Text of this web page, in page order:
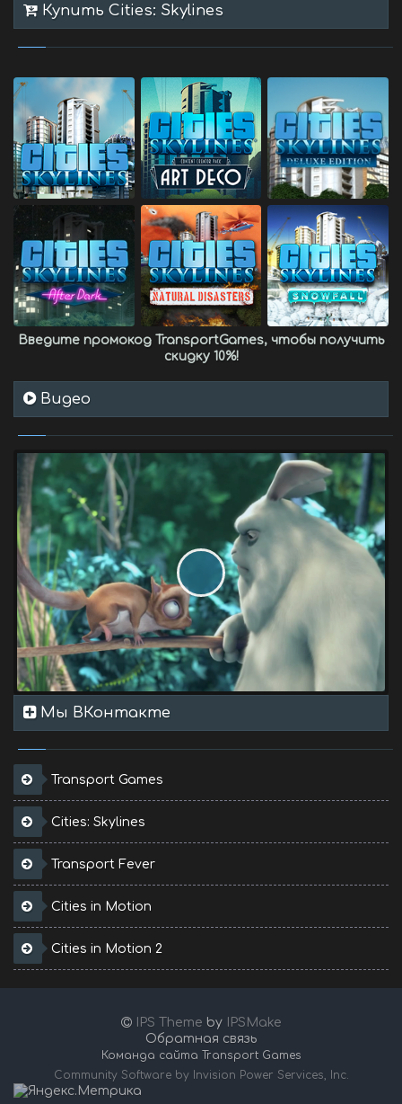
Купить Cities: Skylines
Введите промокод TransportGames, чтобы получить
скидку 10%!
Видео
Мы ВКонтакте
Transport Games
Cities: Skylines
Transport Fever
Cities in Motion
Cities in Motion 2
IPS Theme by
IPSMake
Обратная связь
Команда сайта Transport Games
Community Software by Invision Power Services, Inc.